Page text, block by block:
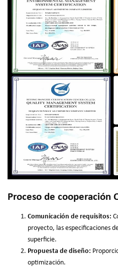
Proceso de cooperación
Comunicación de requisitos:
proyecto, las especificaciones
superficie.
Propuesta de diseño:
optimización.